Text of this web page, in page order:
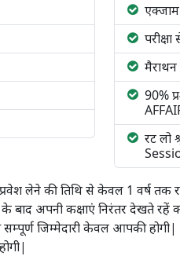
मैराथन
90%
रट लो
लेने की तिथि से केवल 1 वर्ष तक
बाद अपनी कक्षाएं निरंतर देखते रहें
जिम्मेदारी केवल आपकी